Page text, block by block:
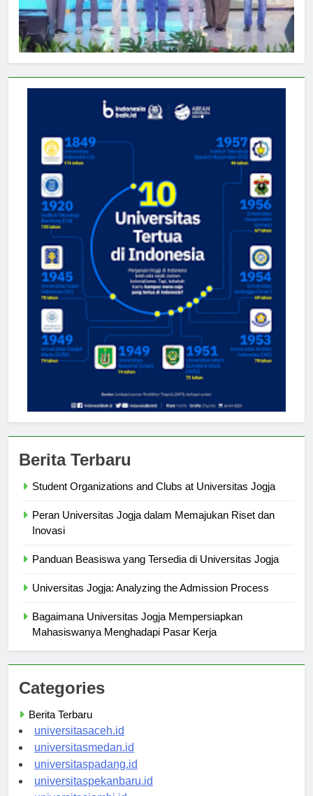
Berita Terbaru
Peran Universitas Jogja dalam Memajukan Riset dan
Bagaimana Universitas Jogja Mempersiapkan
Categories
Berita Terbaru
universitasaceh.id
universitasmedan.id
universitaspadang.id
universitaspekanbaru.id